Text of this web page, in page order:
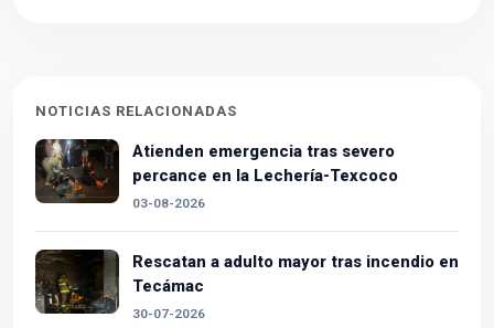
NOTICIAS RELACIONADAS
Atienden emergencia tras severo
percance en la Lechería-Texcoco
03-08-2026
Rescatan a adulto mayor tras incendio en
Tecámac
30-07-2026